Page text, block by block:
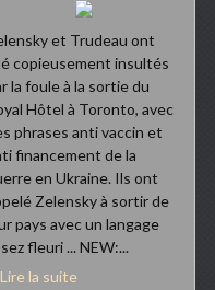
et Trudeau ont
copieusement insultés
la foule à la sortie du
Hôtel à Toronto, avec
phrases anti vaccin et
financement de la
en Ukraine. Ils ont
Zelensky à sortir de
pays avec un langage
fleuri ... NEW:...
Lire la suite